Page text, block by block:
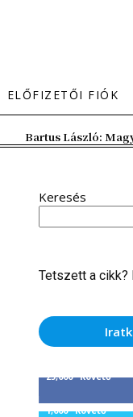
ELŐFIZETŐI FIÓK
Bartus László:
Keresés
Tetszett a cikk?
25,000 Követő
1,000 Követő